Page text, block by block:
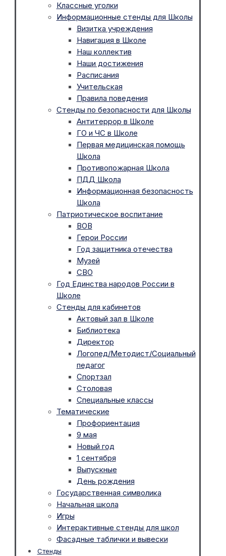
Классные уголки
Информационные стенды для Школы
Визитка учреждения
Навигация в Школе
Наш коллектив
Наши достижения
Расписания
Учительская
Правила поведения
Стенды по безопасности для Школы
Антитеррор в Школе
ГО и ЧС в Школе
Первая медицинская помощь
Школа
Противопожарная Школа
ПДД Школа
Информационная безопасность
Школа
Патриотическое воспитание
ВОВ
Герои России
Год защитника отечества
Музей
СВО
Год Единства народов России в
Школе
Стенды для кабинетов
Актовый зал в Школе
Библиотека
Директор
Логопед/Методист/Социальный
педагог
Спортзал
Столовая
Специальные классы
Тематические
Профориентация
9 мая
Новый год
1 сентября
Выпускные
День рождения
Государственная символика
Начальная школа
Игры
Интерактивные стенды для школ
Фасадные таблички и вывески
Стенды